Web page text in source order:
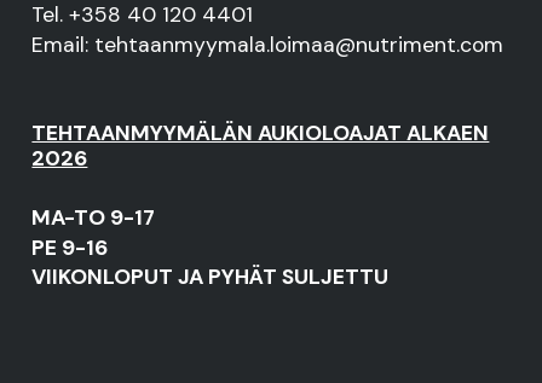
Tel. +358 40 120 4401
Email: tehtaanmyymala.loimaa@nutriment.com
TEHTAANMYYMÄLÄN AUKIOLOAJAT ALKAEN
2026
MA-TO 9-17
PE 9-16
VIIKONLOPUT JA PYHÄT SULJETTU